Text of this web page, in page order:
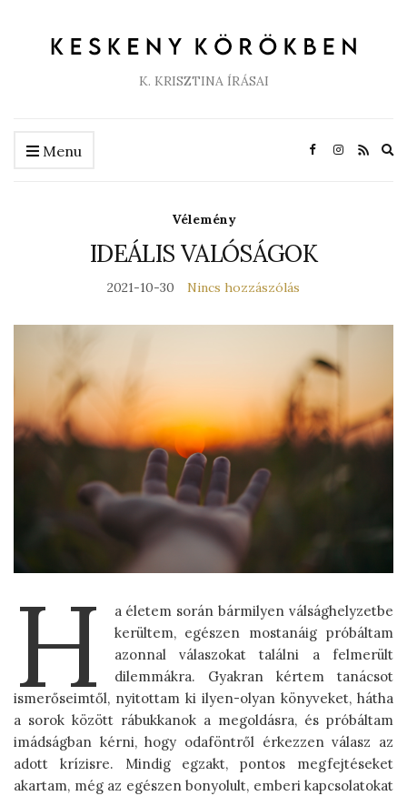
K. KRISZTINA ÍRÁSAI
Menu
Vélemény
IDEÁLIS VALÓSÁGOK
2021-10-30 Nincs hozzászólás
H
a életem során bármilyen válsághelyzetbe
kerültem, egészen mostanáig próbáltam
azonnal válaszokat találni a felmerült
dilemmákra. Gyakran kértem tanácsot
ismerőseimtől, nyitottam ki ilyen-olyan könyveket, hátha
a sorok között rábukkanok a megoldásra, és próbáltam
imádságban kérni, hogy odaföntről érkezzen válasz az
adott krízisre. Mindig egzakt, pontos megfejtéseket
akartam, még az egészen bonyolult, emberi kapcsolatokat